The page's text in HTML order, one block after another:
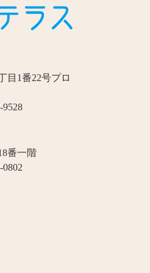
目1番22号プロ
9528
番一階